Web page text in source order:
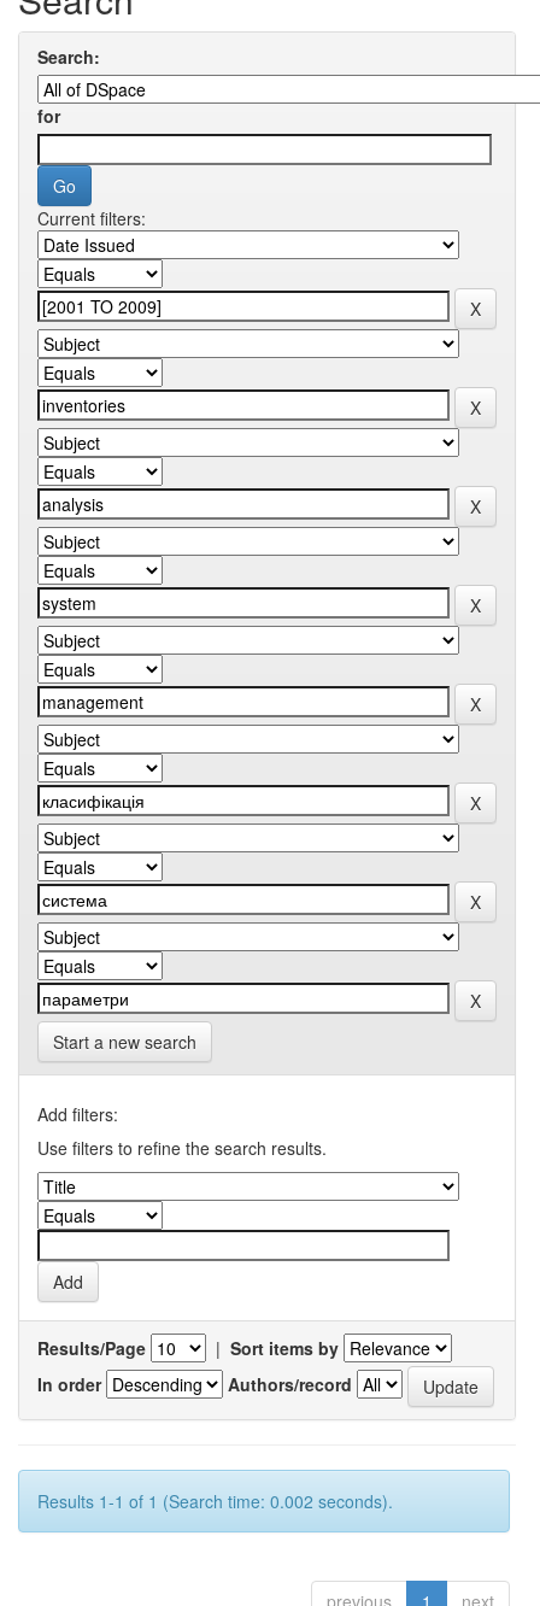
Search:
for
Current filters:
Start a new search
Add filters:
Use filters to refine the search results.
Results/Page | Sort items by
In order
Authors/record
Results 1-1 of 1 (Search time: 0.002 seconds).
previous 1 next